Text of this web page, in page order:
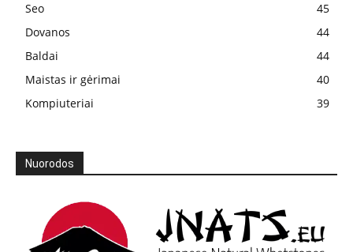
Seo
45
Dovanos
44
Baldai
44
Maistas ir gėrimai
40
Kompiuteriai
39
Nuorodos